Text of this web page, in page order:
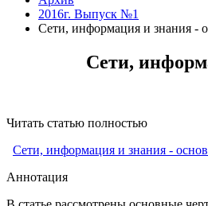
2016г. Выпуск №1
Сети, информация и знания -
Сети,
Читать статью полностью
Сети, информация и знания -
Аннотация